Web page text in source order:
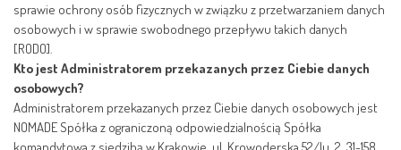
sprawie ochrony osób fizycznych w związku z przetwarzaniem danych
osobowych i w sprawie swobodnego przepływu takich danych
[RODO].
Kto jest Administratorem przekazanych przez Ciebie danych
osobowych?
Administratorem przekazanych przez Ciebie danych osobowych jest
NOMADE Spółka z ograniczoną odpowiedzialnością Spółka